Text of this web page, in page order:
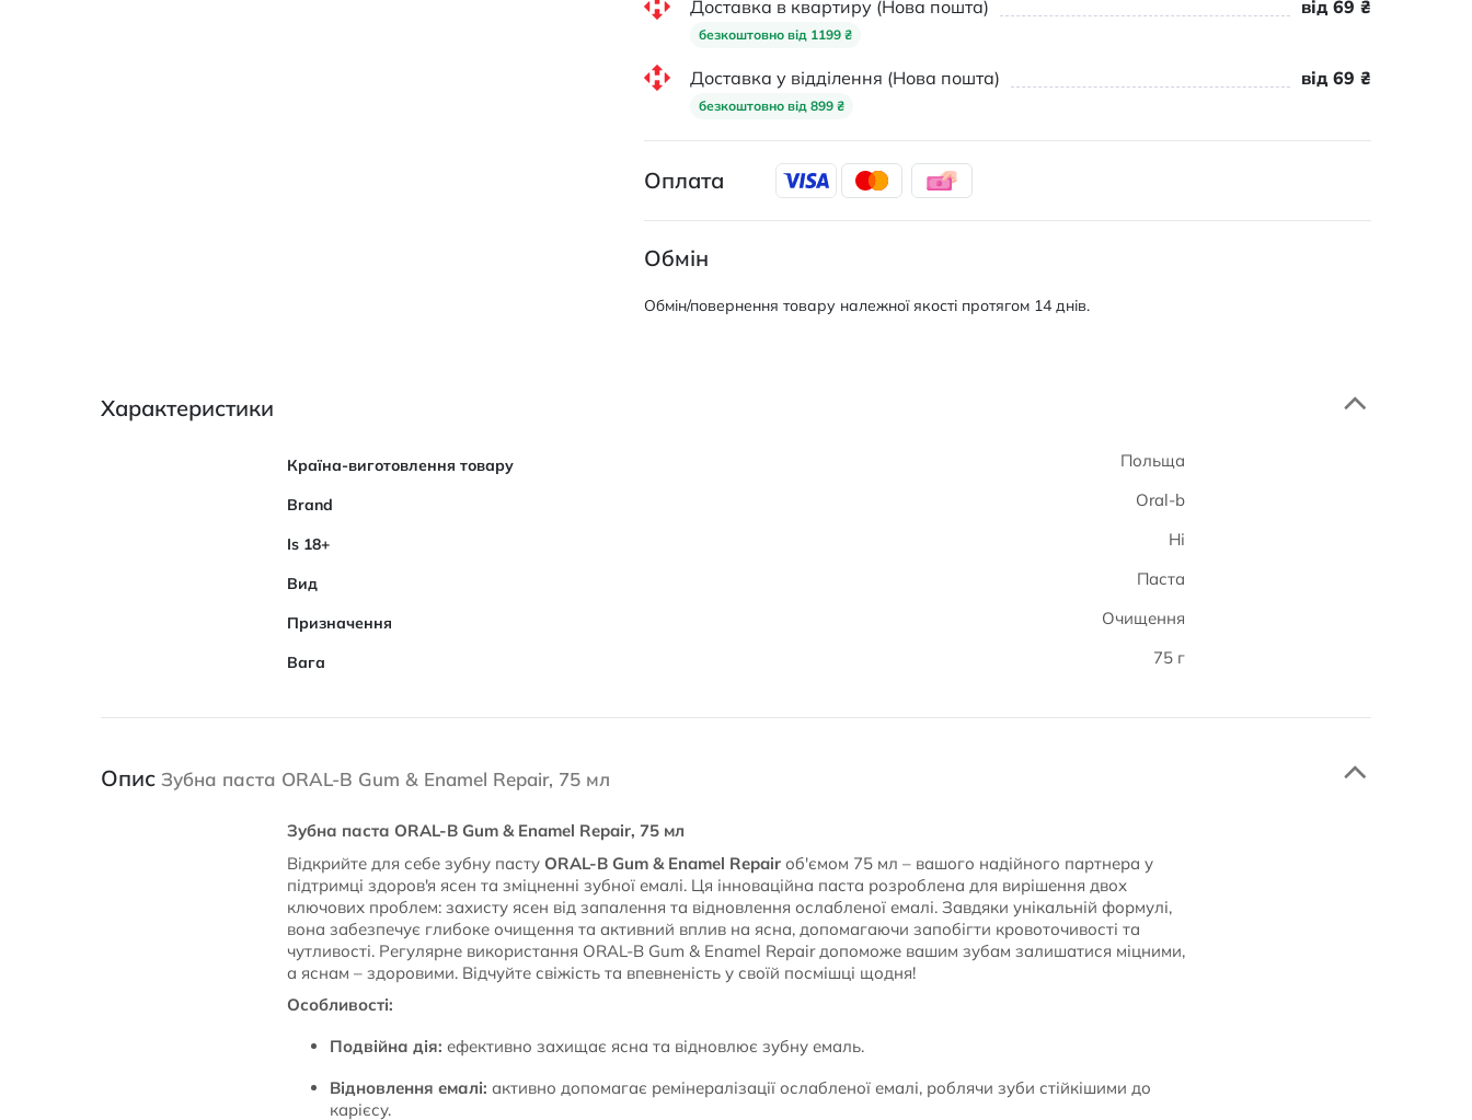
Доставка в квартиру (Нова пошта)
безкоштовно від 1199 ₴
від 69 ₴
Доставка у відділення (Нова пошта)
безкоштовно від 899 ₴
від 69 ₴
Оплата
Обмін
Обмін/повернення товару належної якості протягом 14 днів.
Характеристики
Характеристики
Країна-виготовлення товару Польща
Brand Oral-b
Is 18+ Ні
Вид Паста
Призначення Очищення
Вага 75 г
Опис Зубна паста ORAL-B Gum & Enamel Repair, 75 мл
Зубна паста ORAL-B Gum & Enamel Repair, 75 мл
Відкрийте для себе зубну пасту ORAL-B Gum & Enamel Repair об'ємом 75 мл – вашого надійного партнера у
підтримці здоров'я ясен та зміцненні зубної емалі. Ця інноваційна паста розроблена для вирішення двох
ключових проблем: захисту ясен від запалення та відновлення ослабленої емалі. Завдяки унікальній формулі,
вона забезпечує глибоке очищення та активний вплив на ясна, допомагаючи запобігти кровоточивості та
чутливості. Регулярне використання ORAL-B Gum & Enamel Repair допоможе вашим зубам залишатися міцними,
а яснам – здоровими. Відчуйте свіжість та впевненість у своїй посмішці щодня!
Особливості:
Подвійна дія: ефективно захищає ясна та відновлює зубну емаль.
Відновлення емалі: активно допомагає ремінералізації ослабленої емалі, роблячи зуби стійкішими до
карієсу.